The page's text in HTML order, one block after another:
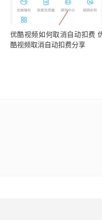
优酷视频如何取消自动扣费
酷视频取消自动扣费分享